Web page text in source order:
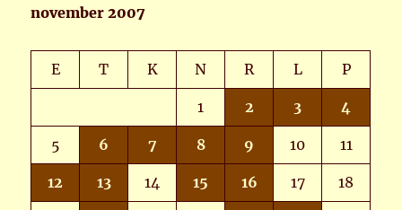
november 2007
E T K N R L P
1 2 3 4
5 6 7 8 9 10 11
12 13 14 15 16 17 18